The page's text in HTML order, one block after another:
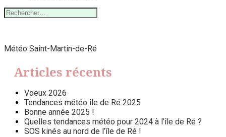
Rechercher :
Météo Saint-Martin-de-Ré
Articles récents
Voeux 2026
Tendances météo île de Ré 2025
Bonne année 2025 !
Quelles tendances météo pour 2024 à l’île de Ré ?
SOS kinés au nord de l’île de Ré !